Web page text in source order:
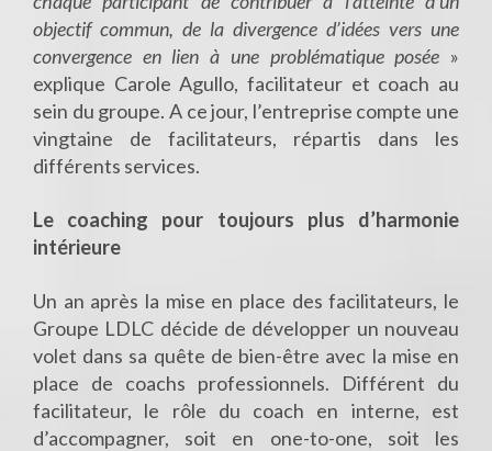
objectif commun, de la divergence d’idées vers une
convergence en lien à une problématique posée »
explique Carole Agullo, facilitateur et coach au
sein du groupe. A ce jour, l’entreprise compte une
vingtaine de facilitateurs, répartis dans les
différents services.
Le coaching pour toujours plus d’harmonie
intérieure
Un an après la mise en place des facilitateurs, le
Groupe LDLC décide de développer un nouveau
volet dans sa quête de bien-être avec la mise en
place de coachs professionnels. Différent du
facilitateur, le rôle du coach en interne, est
d’accompagner, soit en one-to-one, soit les